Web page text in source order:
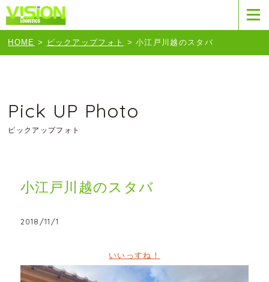
HOME > ピックアップフォト >小江戸川越のスタバ
Pick UP Photo
ピックアップフォト
小江戸川越のスタバ
2018/11/1
いいっすね！